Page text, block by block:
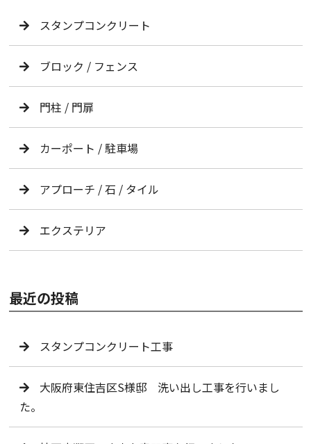
スタンプコンクリート
ブロック / フェンス
門柱 / 門扉
カーポート / 駐車場
アプローチ / 石 / タイル
エクステリア
最近の投稿
スタンプコンクリート工事
大阪府東住吉区S様邸 洗い出し工事を行いまし
た。